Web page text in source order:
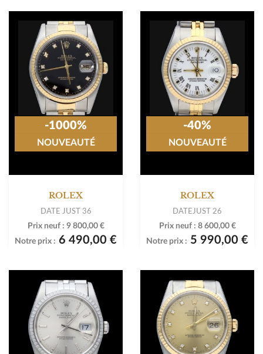
ROLEX
DATE JUST 36
Prix neuf : 9 800,00 €
Notre prix : 6 490,00 €
-1000%
NOUVEAUTÉ
ROLEX
DATEJUST 26
Prix neuf : 8 600,00 €
Notre prix : 5 990,00 €
-40%
NOUVEAUTÉ